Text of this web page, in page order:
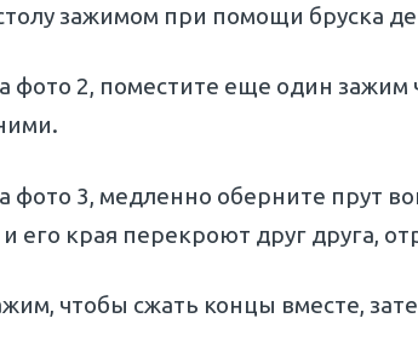
зажимом при помощи бруска
фото 2, поместите еще один зажим
фото 3, медленно оберните прут
и его края перекроют друг друга,
чтобы сжать концы вместе,